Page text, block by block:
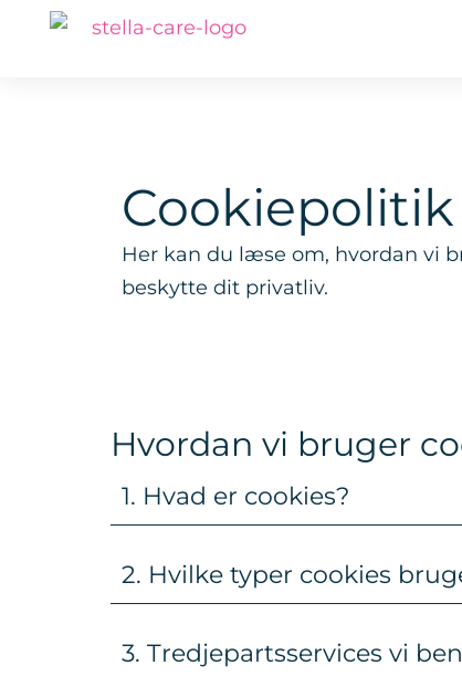
Cookiepolitik
Her kan du læse om, hvordan vi
beskytte dit privatliv.
Hvordan vi bruger
1. Hvad er cookies?
2. Hvilke typer cookies
3. Tredjepartsservices vi